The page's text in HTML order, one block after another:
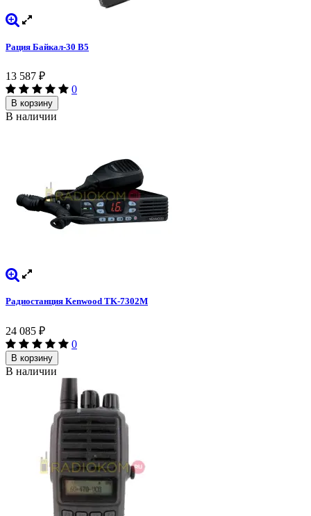
Рация Байкал-30 В5
13 587 ₽
0
В корзину
В наличии
Радиостанция Kenwood TK-7302M
24 085 ₽
0
В корзину
В наличии